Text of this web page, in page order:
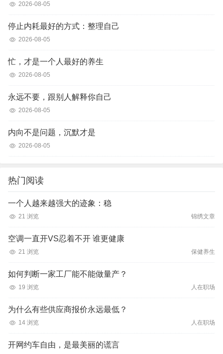
2026-08-05
停止内耗最好的方式：整理自己
2026-08-05
忙，才是一个人最好的养生
2026-08-05
永远不要，跟别人解释你自己
2026-08-05
内向不是问题，沉默才是
2026-08-05
热门阅读
一个人越来越强大的迹象：稳
21 浏览 锦绣文章
空调一直开VS忍着不开 谁更健康
21 浏览 保健养生
如何判断一家工厂能不能做量产？
19 浏览 人在职场
为什么有些供应商报价永远最低？
14 浏览 人在职场
开网约车自由，是最美丽的谎言